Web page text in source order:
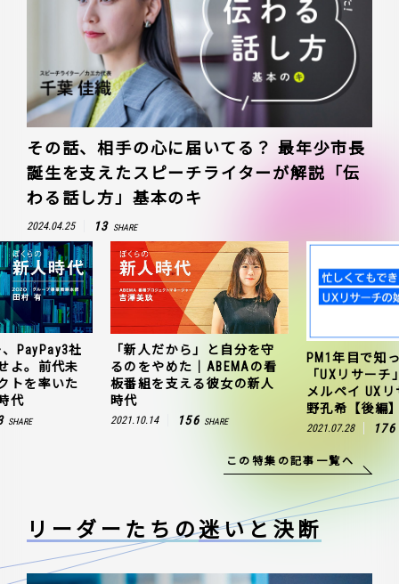
その話、相手の心に届いてる？ 最年少市長
誕生を支えたスピーチライターが解説「伝
わる話し方」基本のキ
2024.04.25 13 SHARE
PayPay3社
よ。前代未
トを率いた
代
SHARE
「新人だから」と自分を守
るのをやめた｜ABEMAの看
板番組を支える彼女の新人
時代
2021.10.14 156 SHARE
PM1年目で知
「UXリサー
メルペイ UX
野孔希【後編
2021.07.28 176
この特集の記事一覧へ
リーダーたちの迷いと決断